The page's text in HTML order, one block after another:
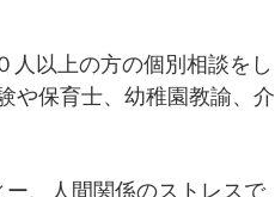
人以上の方の個別相談をし
や保育士、幼稚園教諭、介
、人間関係のストレスで